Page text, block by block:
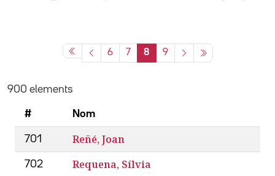
6 7 8 9
900 elements
# Nom
701 Reñé, Joan
702 Requena, Sílvia